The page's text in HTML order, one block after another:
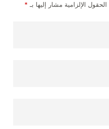
الحقول الإلزامية مشار إليها بـ *